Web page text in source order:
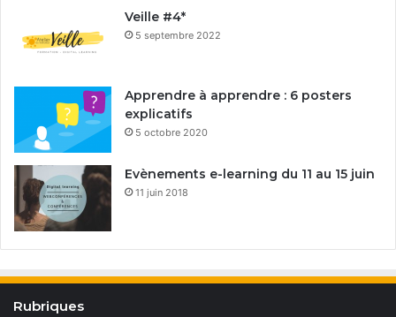
Veille #4*
5 septembre 2022
Apprendre à apprendre : 6 posters
explicatifs
5 octobre 2020
Evènements e-learning du 11 au 15 juin
11 juin 2018
Rubriques